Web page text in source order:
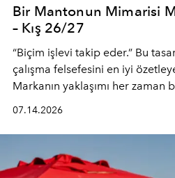
Bir Mantonun Mimarisi
– Kış 26/27
“Biçim işlevi takip eder.” Bu
çalışma felsefesini en iyi
Markanın yaklaşımı her zaman
(savoir-faire) buluşan parçalara
07.14.2026